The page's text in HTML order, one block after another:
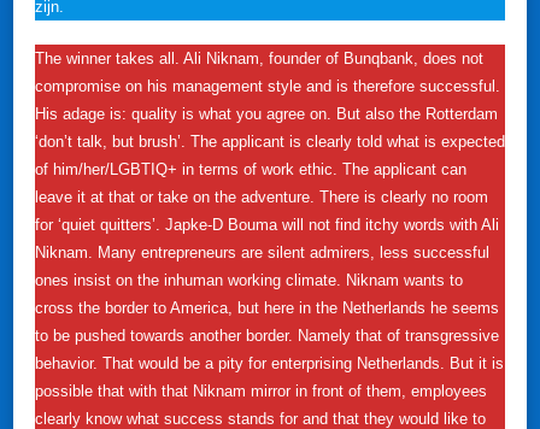
zijn.
The winner takes all. Ali Niknam, founder of Bunqbank, does not
compromise on his management style and is therefore successful.
His adage is: quality is what you agree on. But also the Rotterdam
‘don’t talk, but brush’. The applicant is clearly told what is expected
of him/her/LGBTIQ+ in terms of work ethic. The applicant can
leave it at that or take on the adventure. There is clearly no room
for ‘quiet quitters’. Japke-D Bouma will not find itchy words with Ali
Niknam. Many entrepreneurs are silent admirers, less successful
ones insist on the inhuman working climate. Niknam wants to
cross the border to America, but here in the Netherlands he seems
to be pushed towards another border. Namely that of transgressive
behavior. That would be a pity for enterprising Netherlands. But it is
possible that with that Niknam mirror in front of them, employees
clearly know what success stands for and that they would like to